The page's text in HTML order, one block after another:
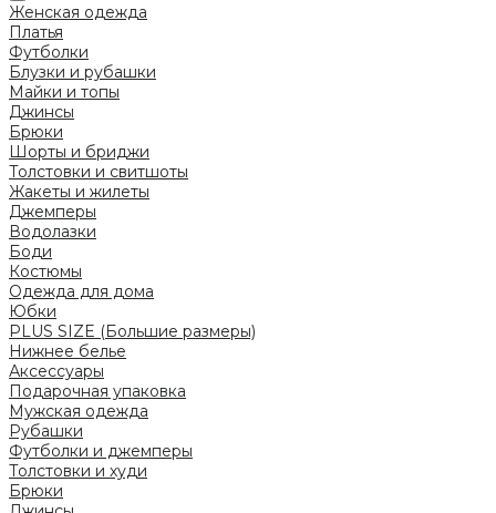
Женская одежда
Платья
Футболки
Блузки и рубашки
Майки и топы
Джинсы
Брюки
Шорты и бриджи
Толстовки и свитшоты
Жакеты и жилеты
Джемперы
Водолазки
Боди
Костюмы
Одежда для дома
Юбки
PLUS SIZE (Большие размеры)
Нижнее белье
Аксессуары
Подарочная упаковка
Мужская одежда
Рубашки
Футболки и джемперы
Толстовки и худи
Брюки